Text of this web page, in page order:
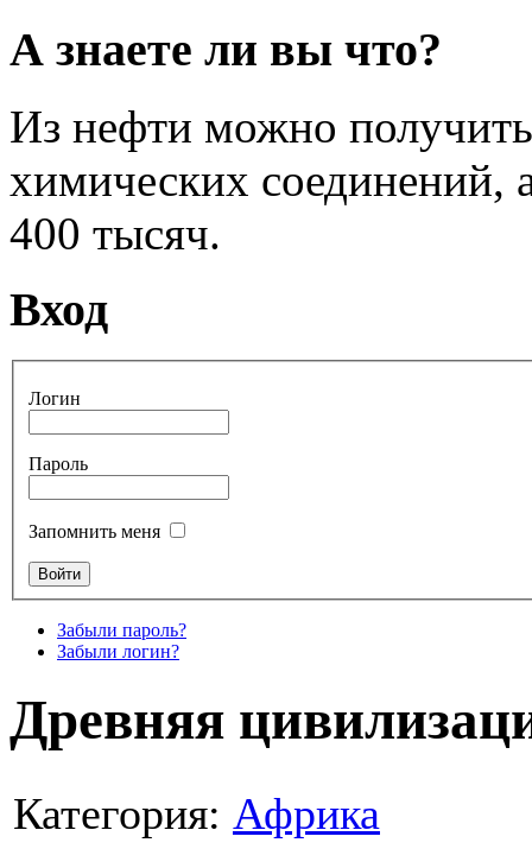
А знаете ли вы что?
Из нефти можно
химических соединений,
400 тысяч.
Вход
Логин
Пароль
Запомнить меня
Забыли пароль?
Забыли логин?
Древняя
Категория: Африка